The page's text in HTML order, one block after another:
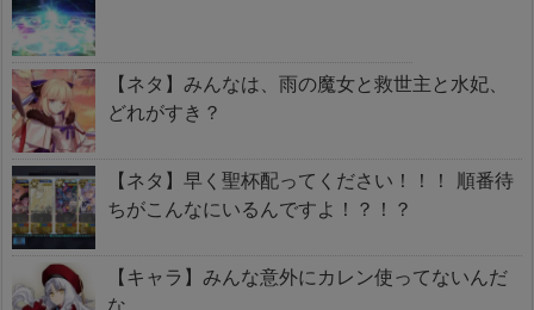
【ネタ】みんなは、雨の魔女と救世主と水妃、
どれがすき？
【ネタ】早く聖杯配ってください！！！ 順番待
ちがこんなにいるんですよ！？！？
【キャラ】みんな意外にカレン使ってないんだ
な